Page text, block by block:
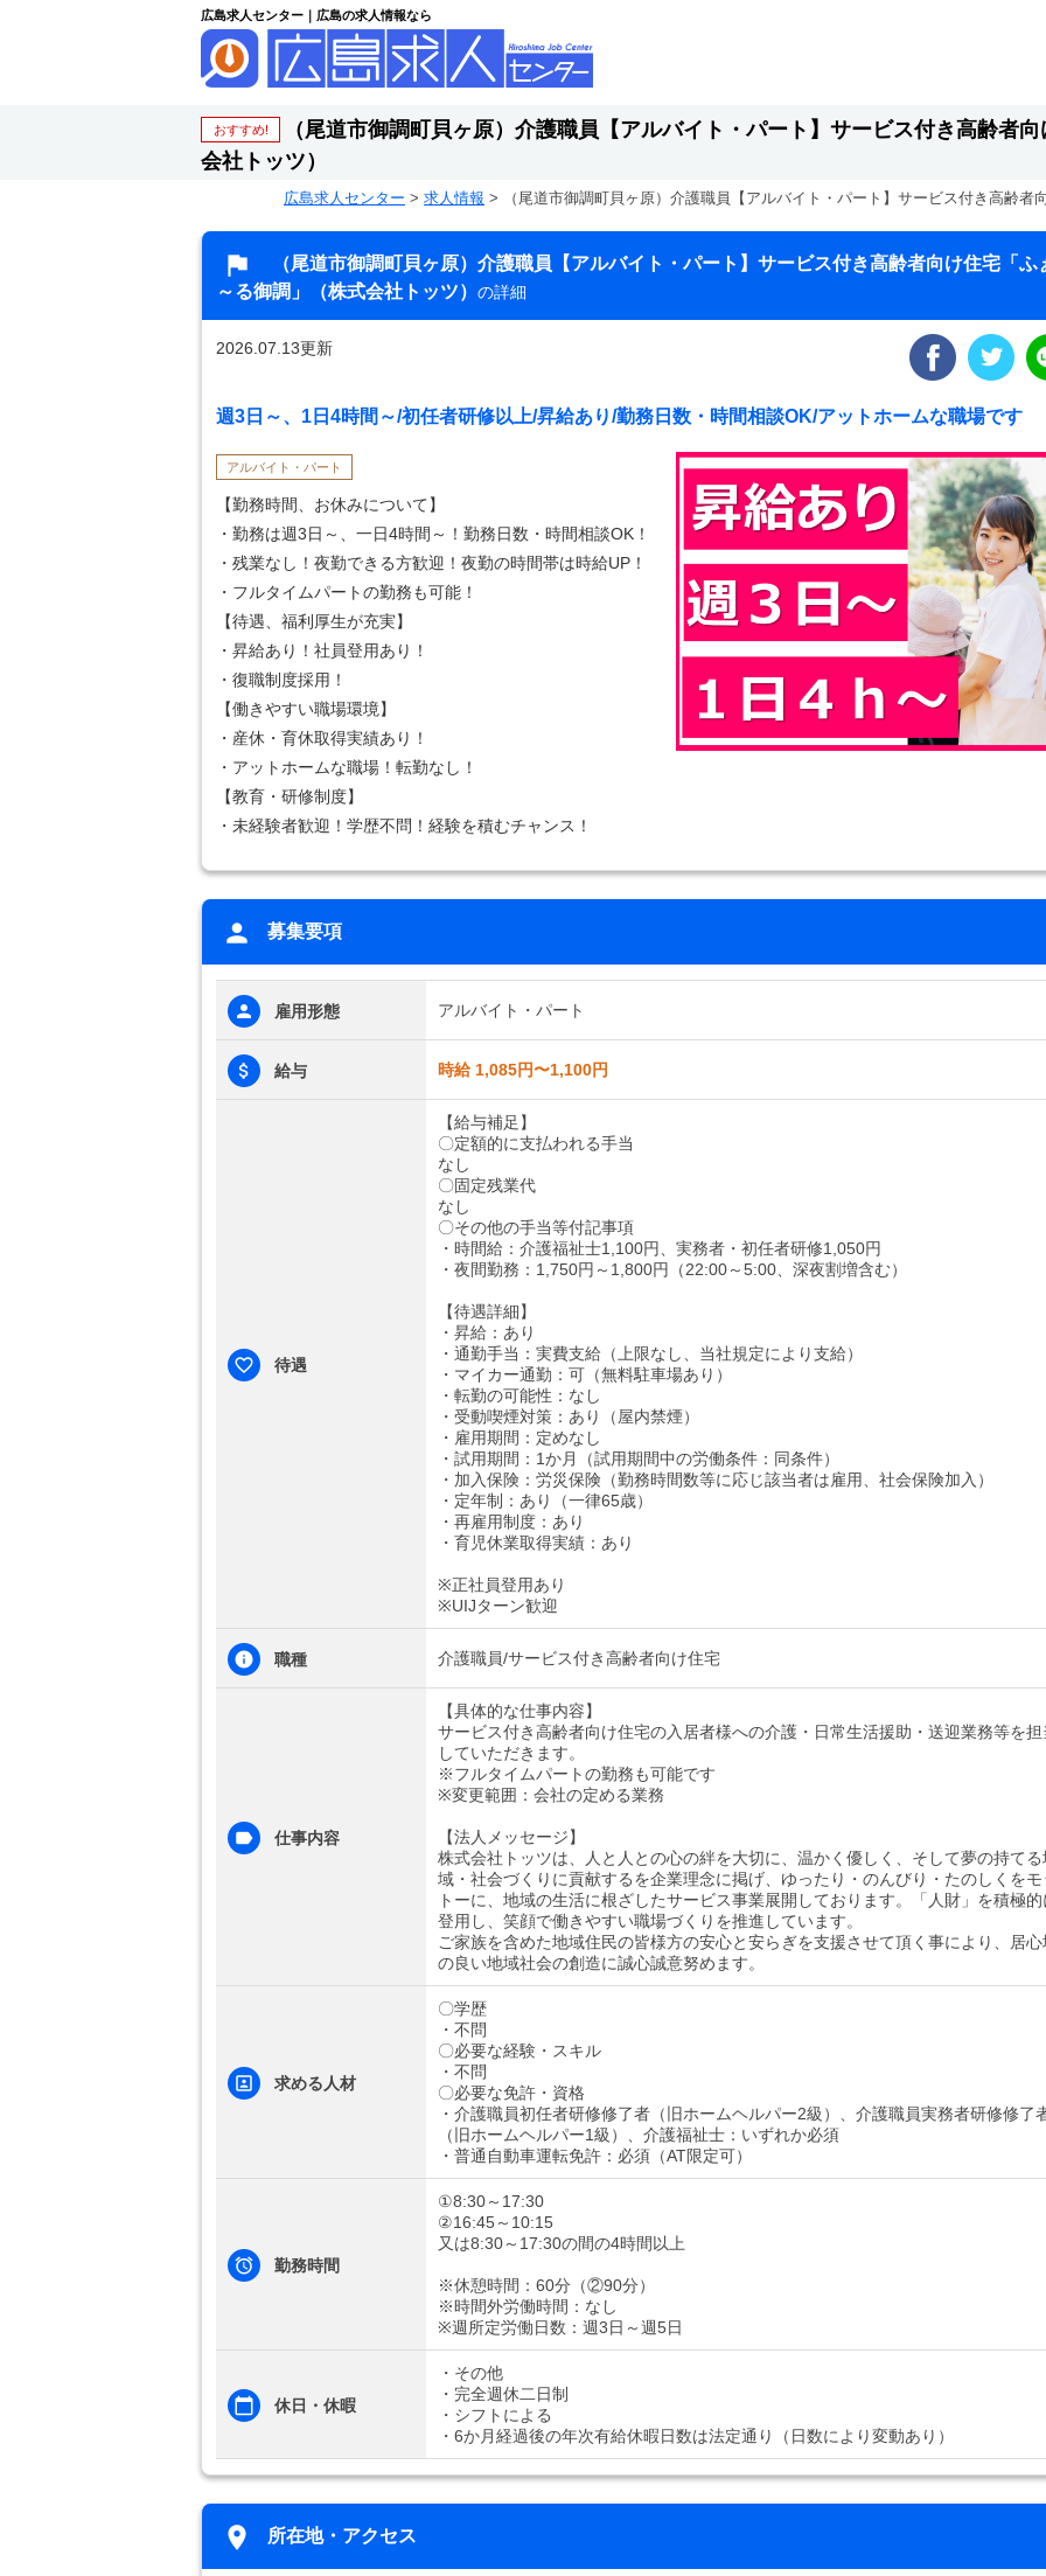
広島求人センター｜広島の求人情報なら
おすすめ!
（尾道市御調町貝ヶ原）介護職員【アルバイト・パート】サービス付き高齢者
会社トッツ）
広島求人センター > 求人情報 > （尾道市御調町貝ヶ原）介護職員【アルバイト・パート】サービス付き高齢
（尾道市御調町貝ヶ原）介護職員【アルバイト・パート】サービス付き高齢者向け住宅「ふ
～る御調」（株式会社トッツ） の詳細
2026.07.13更新
週3日～、1日4時間～/初任者研修以上/昇給あり/勤務日数・時間相談OK/アットホームな職場です
アルバイト・パート
【勤務時間、お休みについて】
・勤務は週3日～、一日4時間～！勤務日数・時間相談OK！
・残業なし！夜勤できる方歓迎！夜勤の時間帯は時給UP！
・フルタイムパートの勤務も可能！
【待遇、福利厚生が充実】
・昇給あり！社員登用あり！
・復職制度採用！
【働きやすい職場環境】
・産休・育休取得実績あり！
・アットホームな職場！転勤なし！
【教育・研修制度】
・未経験者歓迎！学歴不問！経験を積むチャンス！
募集要項
雇用形態 アルバイト・パート
給与 時給 1,085円〜1,100円
待遇
【給与補足】
〇定額的に支払われる手当
なし
〇固定残業代
なし
〇その他の手当等付記事項
・時間給：介護福祉士1,100円、実務者・初任者研修1,050円
・夜間勤務：1,750円～1,800円（22:00～5:00、深夜割増含む）
【待遇詳細】
・昇給：あり
・通勤手当：実費支給（上限なし、当社規定により支給）
・マイカー通勤：可（無料駐車場あり）
・転勤の可能性：なし
・受動喫煙対策：あり（屋内禁煙）
・雇用期間：定めなし
・試用期間：1か月（試用期間中の労働条件：同条件）
・加入保険：労災保険（勤務時間数等に応じ該当者は雇用、社会保険加入）
・定年制：あり（一律65歳）
・再雇用制度：あり
・育児休業取得実績：あり
※正社員登用あり
※UIJターン歓迎
職種 介護職員/サービス付き高齢者向け住宅
仕事内容
【具体的な仕事内容】
サービス付き高齢者向け住宅の入居者様への介護・日常生活援助・送迎業務等を担
していただきます。
※フルタイムパートの勤務も可能です
※変更範囲：会社の定める業務
【法人メッセージ】
株式会社トッツは、人と人との心の絆を大切に、温かく優しく、そして夢の持てる
域・社会づくりに貢献するを企業理念に掲げ、ゆったり・のんびり・たのしくをモ
トーに、地域の生活に根ざしたサービス事業展開しております。「人財」を積極的
登用し、笑顔で働きやすい職場づくりを推進しています。
ご家族を含めた地域住民の皆様方の安心と安らぎを支援させて頂く事により、居心
の良い地域社会の創造に誠心誠意努めます。
求める人材
〇学歴
・不問
〇必要な経験・スキル
・不問
〇必要な免許・資格
・介護職員初任者研修修了者（旧ホームヘルパー2級）、介護職員実務者研修修了
（旧ホームヘルパー1級）、介護福祉士：いずれか必須
・普通自動車運転免許：必須（AT限定可）
勤務時間
①8:30～17:30
②16:45～10:15
又は8:30～17:30の間の4時間以上
※休憩時間：60分（②90分）
※時間外労働時間：なし
※週所定労働日数：週3日～週5日
休日・休暇
・その他
・完全週休二日制
・シフトによる
・6か月経過後の年次有給休暇日数は法定通り（日数により変動あり）
所在地・アクセス